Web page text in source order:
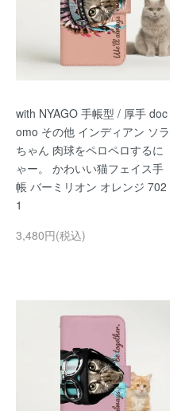
with NYAGO 手帳型 / 厚手 doc
omo その他 インディアン ソラ
ちゃん 肉球をペロペロするに
ゃー。 かわいい猫フェイス手
帳 バーミリオン オレンジ 702
1
3,480円(税込)